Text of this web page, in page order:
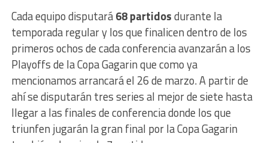
Cada equipo disputará68 partidosdurante la
temporada regular y los que finalicen dentro de los
primeros ochos de cada conferencia avanzarán a los
Playoffs de la Copa Gagarin que como ya
mencionamos arrancará el 26 de marzo. A partir de
ahí se disputarán tres series al mejor de siete hasta
llegar a las finales de conferencia donde los que
triunfen jugarán la gran final por la Copa Gagarin